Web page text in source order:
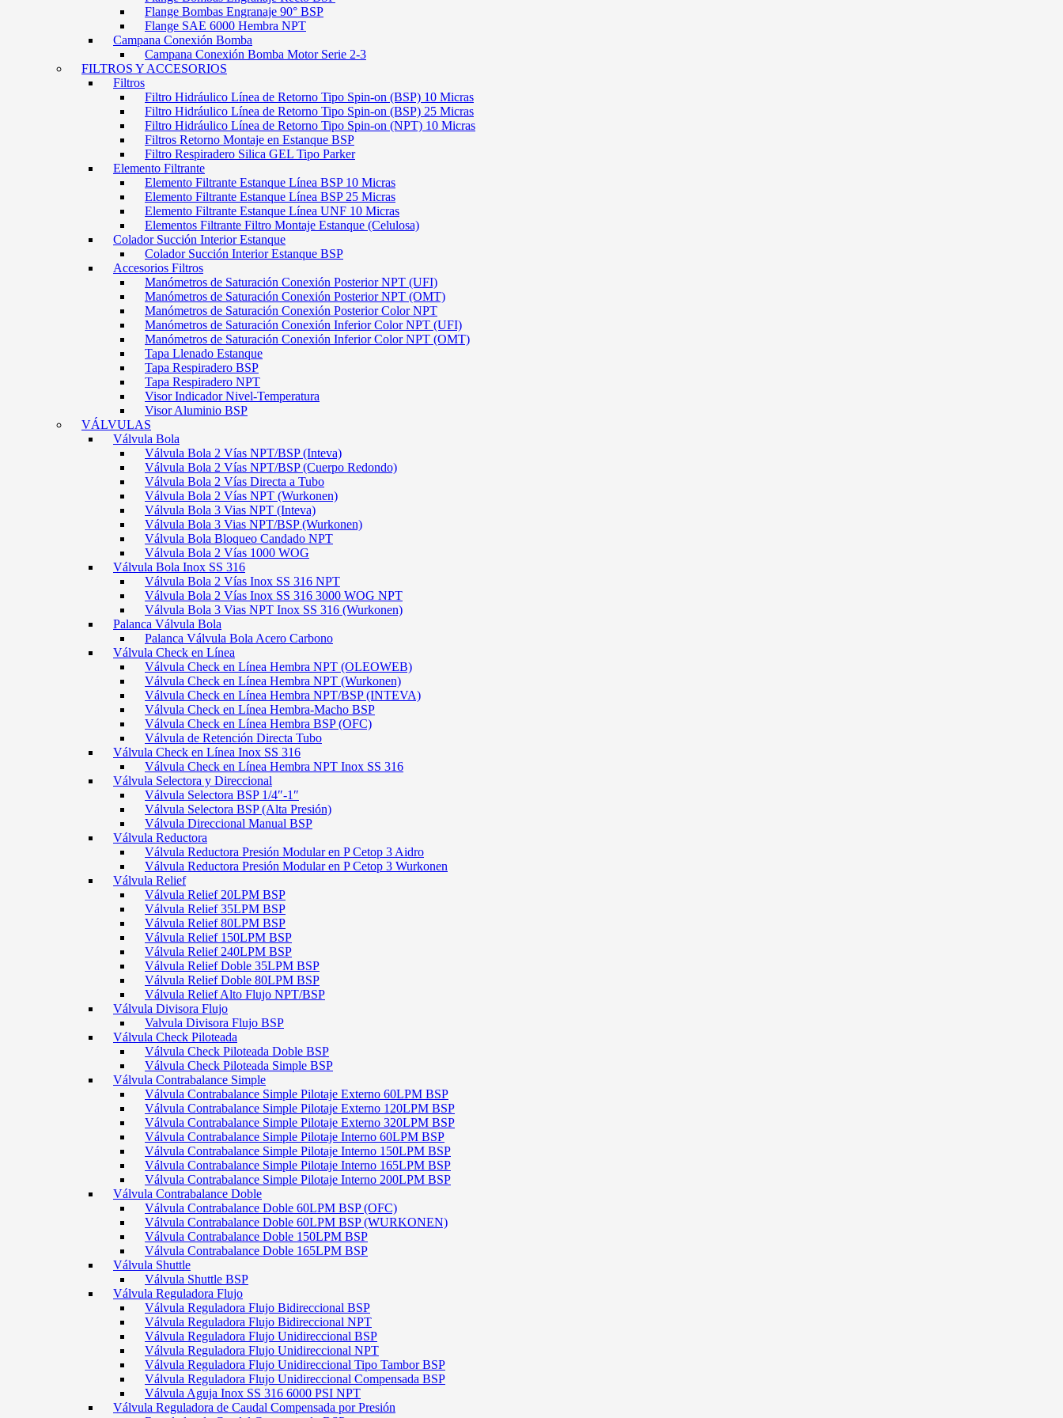
Flange Bombas Engranaje 90° BSP
Flange SAE 6000 Hembra NPT
Campana Conexión Bomba
Campana Conexión Bomba Motor Serie 2-3
FILTROS Y ACCESORIOS
Filtros
Filtro Hidráulico Línea de Retorno Tipo Spin-on (BSP) 10 Micras
Filtro Hidráulico Línea de Retorno Tipo Spin-on (BSP) 25 Micras
Filtro Hidráulico Línea de Retorno Tipo Spin-on (NPT) 10 Micras
Filtros Retorno Montaje en Estanque BSP
Filtro Respiradero Silica GEL Tipo Parker
Elemento Filtrante
Elemento Filtrante Estanque Línea BSP 10 Micras
Elemento Filtrante Estanque Línea BSP 25 Micras
Elemento Filtrante Estanque Línea UNF 10 Micras
Elementos Filtrante Filtro Montaje Estanque (Celulosa)
Colador Succión Interior Estanque
Colador Succión Interior Estanque BSP
Accesorios Filtros
Manómetros de Saturación Conexión Posterior NPT (UFI)
Manómetros de Saturación Conexión Posterior NPT (OMT)
Manómetros de Saturación Conexión Posterior Color NPT
Manómetros de Saturación Conexión Inferior Color NPT (UFI)
Manómetros de Saturación Conexión Inferior Color NPT (OMT)
Tapa Llenado Estanque
Tapa Respiradero BSP
Tapa Respiradero NPT
Visor Indicador Nivel-Temperatura
Visor Aluminio BSP
VÁLVULAS
Válvula Bola
Válvula Bola 2 Vías NPT/BSP (Inteva)
Válvula Bola 2 Vías NPT/BSP (Cuerpo Redondo)
Válvula Bola 2 Vías Directa a Tubo
Válvula Bola 2 Vías NPT (Wurkonen)
Válvula Bola 3 Vias NPT (Inteva)
Válvula Bola 3 Vias NPT/BSP (Wurkonen)
Válvula Bola Bloqueo Candado NPT
Válvula Bola 2 Vías 1000 WOG
Válvula Bola Inox SS 316
Válvula Bola 2 Vías Inox SS 316 NPT
Válvula Bola 2 Vías Inox SS 316 3000 WOG NPT
Válvula Bola 3 Vias NPT Inox SS 316 (Wurkonen)
Palanca Válvula Bola
Palanca Válvula Bola Acero Carbono
Válvula Check en Línea
Válvula Check en Línea Hembra NPT (OLEOWEB)
Válvula Check en Línea Hembra NPT (Wurkonen)
Válvula Check en Línea Hembra NPT/BSP (INTEVA)
Válvula Check en Línea Hembra-Macho BSP
Válvula Check en Línea Hembra BSP (OFC)
Válvula de Retención Directa Tubo
Válvula Check en Línea Inox SS 316
Válvula Check en Línea Hembra NPT Inox SS 316
Válvula Selectora y Direccional
Válvula Selectora BSP 1/4″-1″
Válvula Selectora BSP (Alta Presión)
Válvula Direccional Manual BSP
Válvula Reductora
Válvula Reductora Presión Modular en P Cetop 3 Aidro
Válvula Reductora Presión Modular en P Cetop 3 Wurkonen
Válvula Relief
Válvula Relief 20LPM BSP
Válvula Relief 35LPM BSP
Válvula Relief 80LPM BSP
Válvula Relief 150LPM BSP
Válvula Relief 240LPM BSP
Válvula Relief Doble 35LPM BSP
Válvula Relief Doble 80LPM BSP
Válvula Relief Alto Flujo NPT/BSP
Válvula Divisora Flujo
Valvula Divisora Flujo BSP
Válvula Check Piloteada
Válvula Check Piloteada Doble BSP
Válvula Check Piloteada Simple BSP
Válvula Contrabalance Simple
Válvula Contrabalance Simple Pilotaje Externo 60LPM BSP
Válvula Contrabalance Simple Pilotaje Externo 120LPM BSP
Válvula Contrabalance Simple Pilotaje Externo 320LPM BSP
Válvula Contrabalance Simple Pilotaje Interno 60LPM BSP
Válvula Contrabalance Simple Pilotaje Interno 150LPM BSP
Válvula Contrabalance Simple Pilotaje Interno 165LPM BSP
Válvula Contrabalance Simple Pilotaje Interno 200LPM BSP
Válvula Contrabalance Doble
Válvula Contrabalance Doble 60LPM BSP (OFC)
Válvula Contrabalance Doble 60LPM BSP (WURKONEN)
Válvula Contrabalance Doble 150LPM BSP
Válvula Contrabalance Doble 165LPM BSP
Válvula Shuttle
Válvula Shuttle BSP
Válvula Reguladora Flujo
Válvula Reguladora Flujo Bidireccional BSP
Válvula Reguladora Flujo Bidireccional NPT
Válvula Reguladora Flujo Unidireccional BSP
Válvula Reguladora Flujo Unidireccional NPT
Válvula Reguladora Flujo Unidireccional Tipo Tambor BSP
Válvula Reguladora Flujo Unidireccional Compensada BSP
Válvula Aguja Inox SS 316 6000 PSI NPT
Válvula Reguladora de Caudal Compensada por Presión